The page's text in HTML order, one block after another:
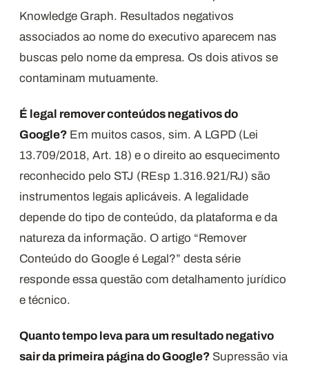
Knowledge Graph. Resultados negativos
associados ao nome do executivo aparecem nas
buscas pelo nome da empresa. Os dois ativos se
contaminam mutuamente.
É legal remover conteúdos negativos do
Google? Em muitos casos, sim. A LGPD (Lei
13.709/2018, Art. 18) e o direito ao esquecimento
reconhecido pelo STJ (REsp 1.316.921/RJ) são
instrumentos legais aplicáveis. A legalidade
depende do tipo de conteúdo, da plataforma e da
natureza da informação. O artigo “Remover
Conteúdo do Google é Legal?” desta série
responde essa questão com detalhamento jurídico
e técnico.
Quanto tempo leva para um resultado negativo
sair da primeira página do Google? Supressão via